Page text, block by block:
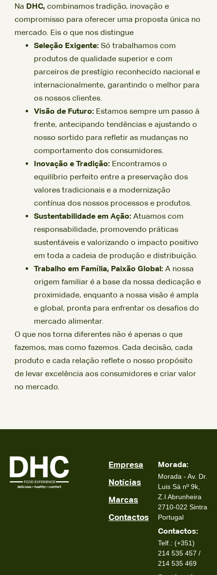
Na DHC, combinamos tradição, inovação e
compromisso para oferecer uma proposta única no
mercado. Eis o que nos distingue
Seleção Exigente: Só trabalhamos com
produtos de qualidade superior e com
parceiros de prestígio reconhecido nacional e
internacionalmente, garantindo o melhor para
os nossos clientes.
Visão de Futuro: Estamos sempre um passo à
frente, antecipando tendências e ajustando o
nosso sortido para refletir as mudanças no
comportamento dos consumidores.
Inovação e Tradição: Encontramos o
equilíbrio perfeito entre a preservação dos
valores tradicionais e a modernização
contínua dos nossos processos e produtos.
Sustentabilidade em Ação: Atuamos com
responsabilidade, promovendo práticas
sustentáveis e valorizando o impacto positivo
em toda a cadeia de produção e distribuição.
Trabalho em Família, Paixão Global: A nossa
origem familiar é a base da nossa dedicação e
proximidade, enquanto a nossa visão é ampla
e global, pronta para enfrentar os desafios do
mercado alimentar.
O que nos torna diferentes não é apenas o que
fazemos, mas como fazemos. Cada decisão, cada
produto e cada relação reflete o nosso propósito
de levar excelência aos consumidores e criar valor
no mercado.
Empresa
Notícias
Marcas
Contactos
Morada:
Morada - Av. Dr.
Luis Sá nº 9k,
Z.I Abrunheira
2710-022 Sintra
Portugal
Contactos:
Telf.: (+351)
214 535 457 /
214 535 469